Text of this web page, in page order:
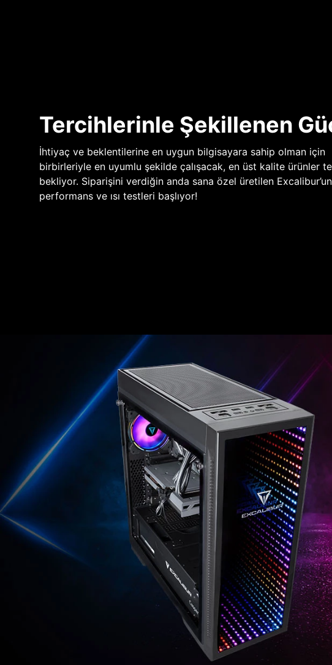
Tercihlerinle Şekillenen
İhtiyaç ve beklentilerine en uygun bilgisayara sahip olman için
birbirleriyle en uyumlu şekilde çalışacak, en üst kalite ürünler
bekliyor. Siparişini verdiğin anda sana özel üretilen
performans ve ısı testleri başlıyor!